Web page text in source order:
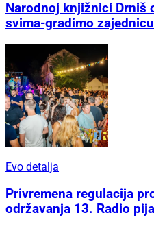
Narodnoj knjižnici Drniš
svima-gradimo
Evo detalja
Privremena regulacija
održavanja 13. Radio